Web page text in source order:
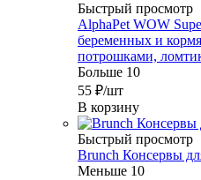
Быстрый просмотр
AlphaPet WOW
беременных и
потрошками,
Больше 10
55 ₽/шт
В корзину
Быстрый просмотр
Brunch Консервы
Меньше 10